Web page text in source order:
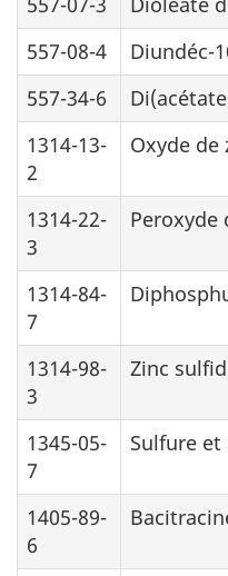
557-08-4
Diundéc-
557-34-6
1314-13-
2
Oxyde de
1314-22-
3
Peroxyde
1314-84-
7
1314-98-
3
Zinc
1345-05-
7
Sulfure
1405-89-
6